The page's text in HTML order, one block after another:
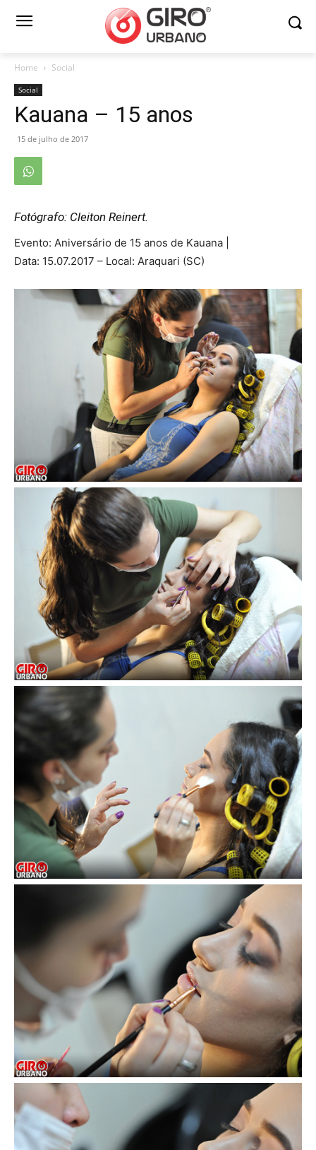
Home Social
Social
Kauana – 15 anos
15 de julho de 2017
Fotógrafo: Cleiton Reinert.
Evento: Aniversário de 15 anos de Kauana |
Data: 15.07.2017 – Local: Araquari (SC)